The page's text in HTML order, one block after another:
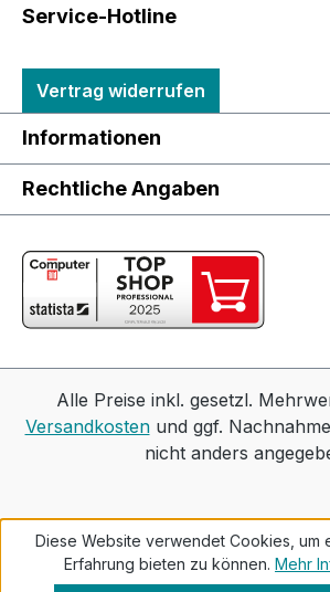
Service-Hotline
Vertrag widerrufen
Informationen
Rechtliche Angaben
Alle Preise inkl. gesetzl.
Versandkostenund ggf.
nicht anders
Diese Website verwendet Cookies, um
Erfahrung bieten zu können. Mehr